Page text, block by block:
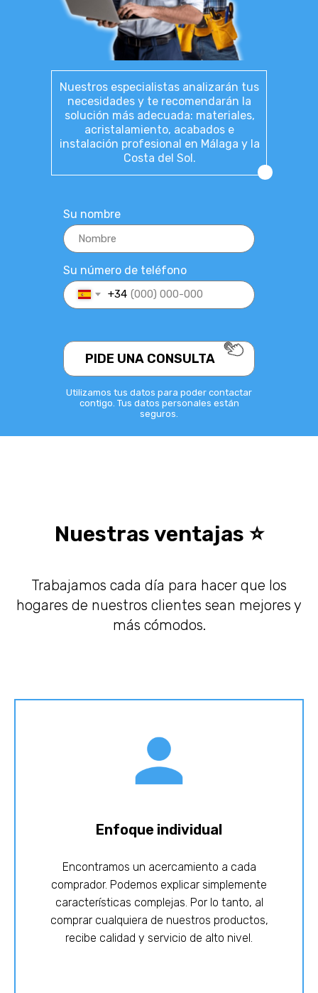
Su nombre
Su número de teléfono
+34
PIDE UNA CONSULTA⠀⠀
Utilizamos tus datos para poder contactar
contigo. Tus datos personales están
seguros.
Nuestros especialistas analizarán tus
necesidades y te recomendarán la
solución más adecuada: materiales,
acristalamiento, acabados e
instalación profesional en Málaga y la
Costa del Sol.
Nuestras ventajas ⭐
Trabajamos cada día para hacer que los
hogares de nuestros clientes sean mejores y
más cómodos.
Enfoque individual
Encontramos un acercamiento a cada
comprador. Podemos explicar simplemente
características complejas. Por lo tanto, al
comprar cualquiera de nuestros productos,
recibe calidad y servicio de alto nivel.